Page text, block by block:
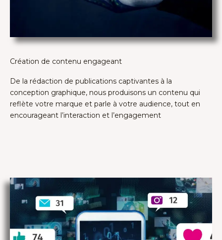
Création de contenu engageant
De la rédaction de publications captivantes à la
conception graphique, nous produisons un contenu qui
reflète votre marque et parle à votre audience, tout en
encourageant l’interaction et l’engagement